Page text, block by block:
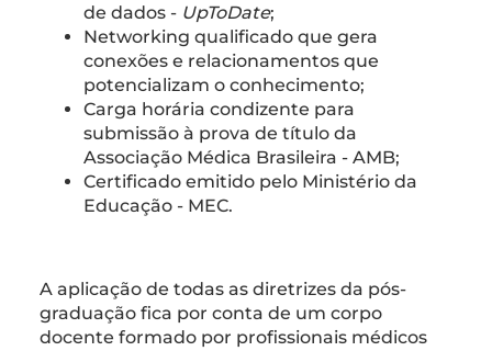
de dados - UpToDate;
Networking qualificado que gera
conexões e relacionamentos que
potencializam o conhecimento;
Carga horária condizente para
submissão à prova de título da
Associação Médica Brasileira - AMB;
Certificado emitido pelo Ministério da
Educação - MEC.
A aplicação de todas as diretrizes da pós-
graduação fica por conta de um corpo
docente formado por profissionais médicos